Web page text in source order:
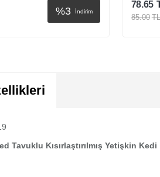
%7 İndirim
78.65
85.00 TL
Tavuklu Kısırlaştırılmış Yetişkin Kedi